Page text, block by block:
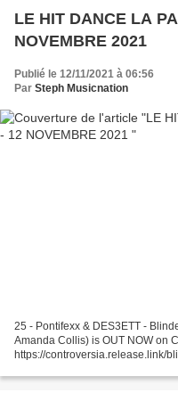
LE HIT DANCE LA
NOVEMBRE 2021
Publié le 12/11/2021 à 06:56
Par Steph Musicnation
25 - Pontifexx & DES3ETT -
Amanda Collis) is OUT NOW on
https://controversia.release.link/